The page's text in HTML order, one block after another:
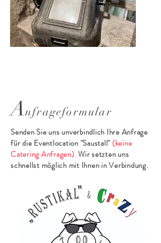
Anfrageformular
Senden Sie uns unverbindlich Ihre Anfrage
für die Eventlocation "Saustall" (keine
Catering Anfragen).Wir setzten uns
schnellst möglich mit Ihnen in Verbindung.